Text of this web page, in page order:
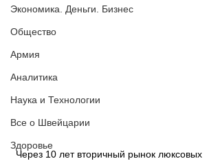
Экономика. Деньги. Бизнес
Общество
Армия
Аналитика
Наука и Технологии
Все о Швейцарии
Здоровье
Через 10 лет вторичный рынок люксовых